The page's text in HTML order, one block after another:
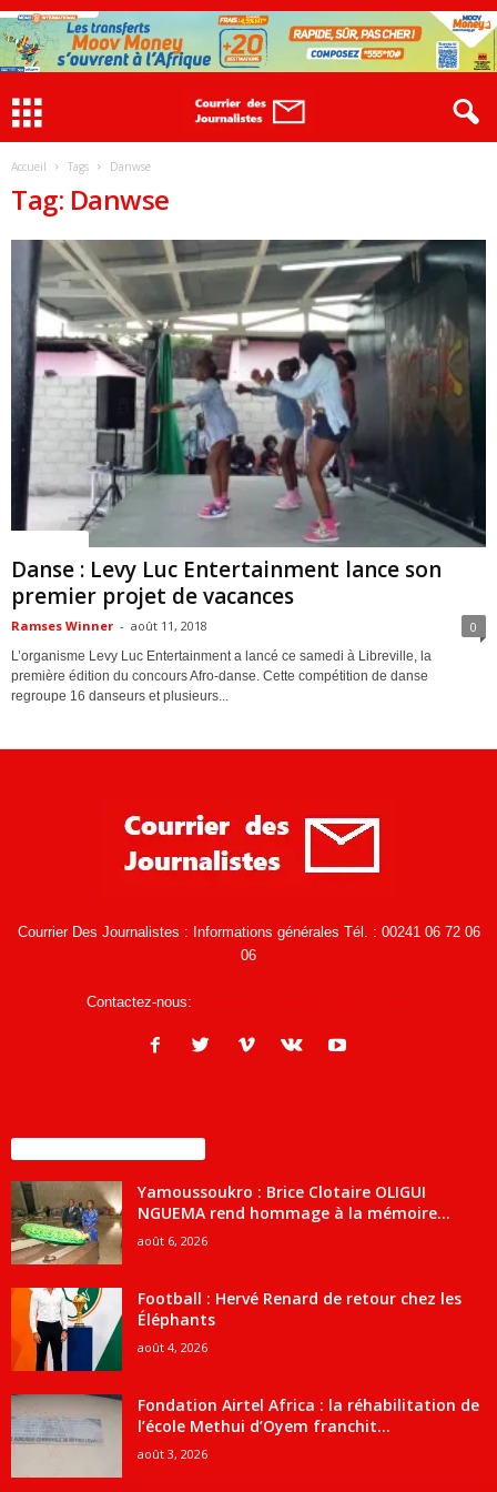
Accueil Tags Danwse
Tag: Danwse
Danse : Levy Luc Entertainment lance son
premier projet de vacances
Ramses Winner - août 11, 2018 0
L’organisme Levy Luc Entertainment a lancé ce samedi à Libreville, la
première édition du concours Afro-danse. Cette compétition de danse
regroupe 16 danseurs et plusieurs...
Courrier Des Journalistes : Informations générales Tél. : 00241 06 72 06
06
Contactez-nous:
Yamoussoukro : Brice Clotaire OLIGUI
NGUEMA rend hommage à la mémoire...
août 6, 2026
Football : Hervé Renard de retour chez les
Éléphants
août 4, 2026
Fondation Airtel Africa : la réhabilitation de
l’école Methui d’Oyem franchit...
août 3, 2026